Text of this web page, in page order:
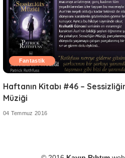
Fantastik
Haftanın Kitabı #46 –
Müziği
04 Temmuz 2016